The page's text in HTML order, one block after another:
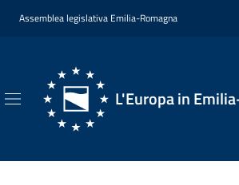
Vai al contenuto
Vai alla navigazione
Vai al footer
Assemblea legislativa Emilia-Romagna
L'Europa in
L'Europa